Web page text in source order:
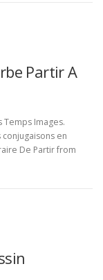
Partir A
Temps Images.
en
De Partir from